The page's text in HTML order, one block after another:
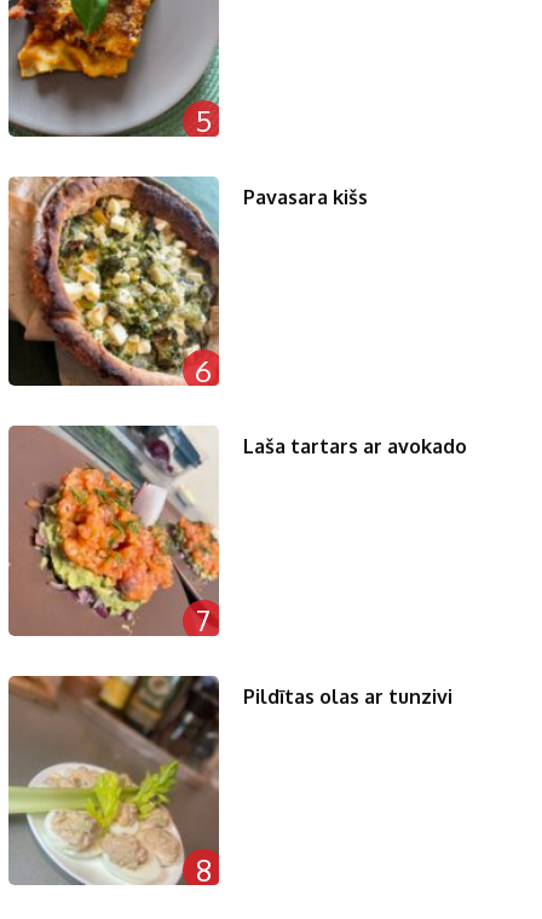
5
6
Pavasara kišs
7
Laša tartars ar avokado
8
Pildītas olas ar tunzivi